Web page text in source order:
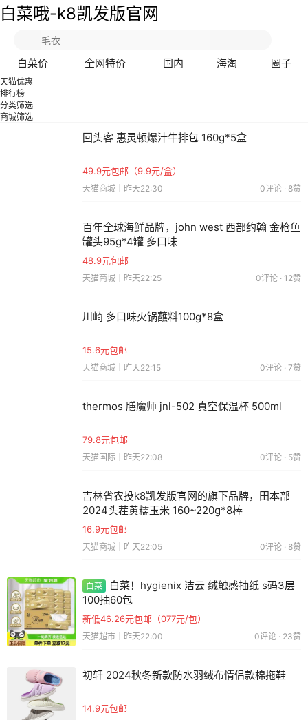
白菜哦-k8凯发版官网
白菜价 全网特价 国内 海淘 圈子
天猫优惠
排行榜
分类筛选
商城筛选
回头客 惠灵顿爆汁牛排包 160g*5盒
49.9元包邮（9.9元/盒）
天猫商城｜昨天22:30 0评论 · 8赞
百年全球海鲜品牌，john west 西部约翰 金枪鱼
罐头95g*4罐 多口味
48.9元包邮
天猫商城｜昨天22:25 0评论 · 12赞
川崎 多口味火锅蘸料100g*8盒
15.6元包邮
天猫商城｜昨天22:15 0评论 · 7赞
thermos 膳魔师 jnl-502 真空保温杯 500ml
79.8元包邮
天猫国际｜昨天22:08 0评论 · 5赞
吉林省农投k8凯发版官网的旗下品牌，田本部
2024头茬黄糯玉米 160~220g*8棒
16.9元包邮
天猫商城｜昨天22:05 0评论 · 8赞
白菜 白菜！ hygienix 洁云 绒触感抽纸 s码3层
100抽60包
新低46.26元包邮（077元/包）
天猫超市｜昨天22:00 0评论 · 23赞
初轩 2024秋冬新款防水羽绒布情侣款棉拖鞋
14.9元包邮